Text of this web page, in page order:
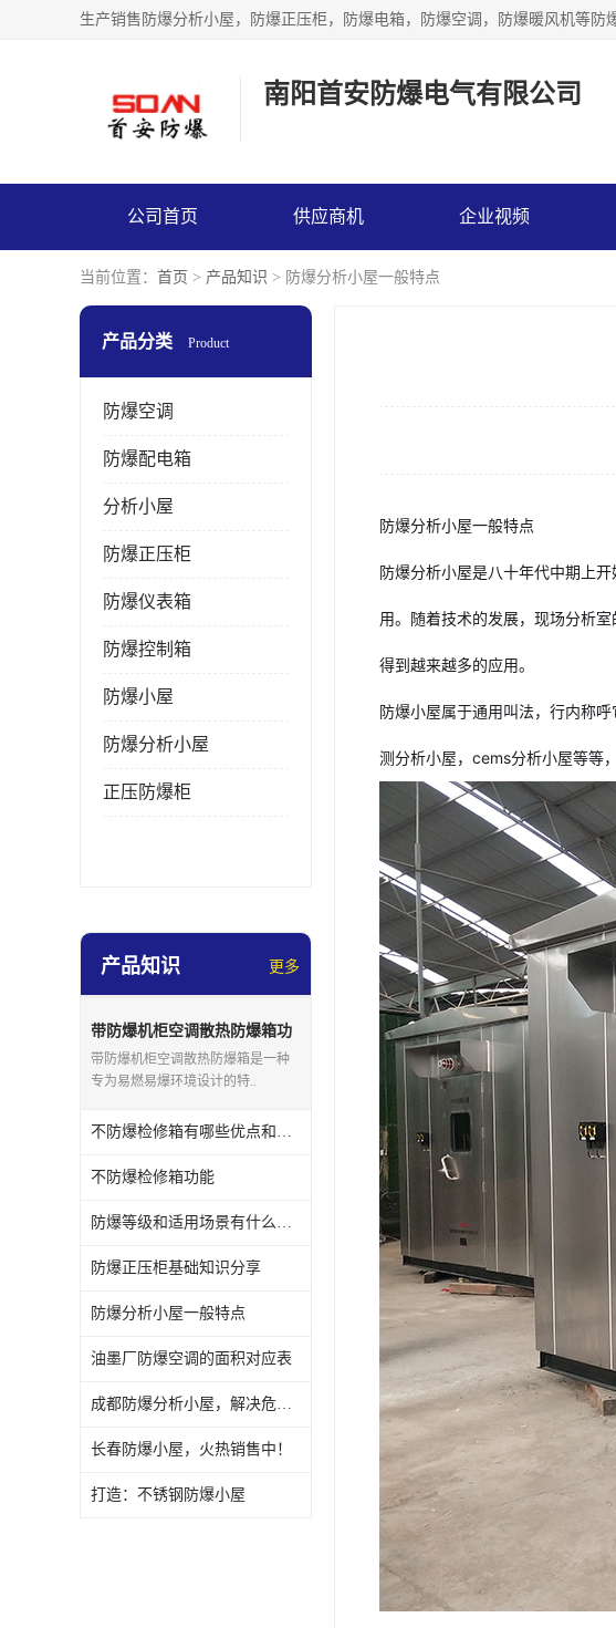
生产销售防爆分析小屋，防爆正压柜，防爆电箱，防爆空调，防爆暖风机等防
南阳首安防爆电气有限公司
公司首页 供应商机 企业视频
当前位置： 首页 > 产品知识 > 防爆分析小屋一般特点
产品分类 Product
防爆空调
防爆配电箱
分析小屋
防爆正压柜
防爆仪表箱
防爆控制箱
防爆小屋
防爆分析小屋
正压防爆柜
产品知识 更多
带防爆机柜空调散热防爆箱功
能
带防爆机柜空调散热防爆箱是一种
专为易燃易爆环境设计的特..
不防爆检修箱有哪些优点和缺点呢
不防爆检修箱功能
防爆等级和适用场景有什么关系
防爆正压柜基础知识分享
防爆分析小屋一般特点
油墨厂防爆空调的面积对应表
成都防爆分析小屋，解决危险场所隐患
长春防爆小屋，火热销售中！
打造：不锈钢防爆小屋
防爆分析小屋一般特点
防爆分析小屋是八十年代中期上
用。随着技术的发展，现场分析
得到越来越多的应用。
防爆小屋属于通用叫法，行内称
测分析小屋，cems分析小屋等等